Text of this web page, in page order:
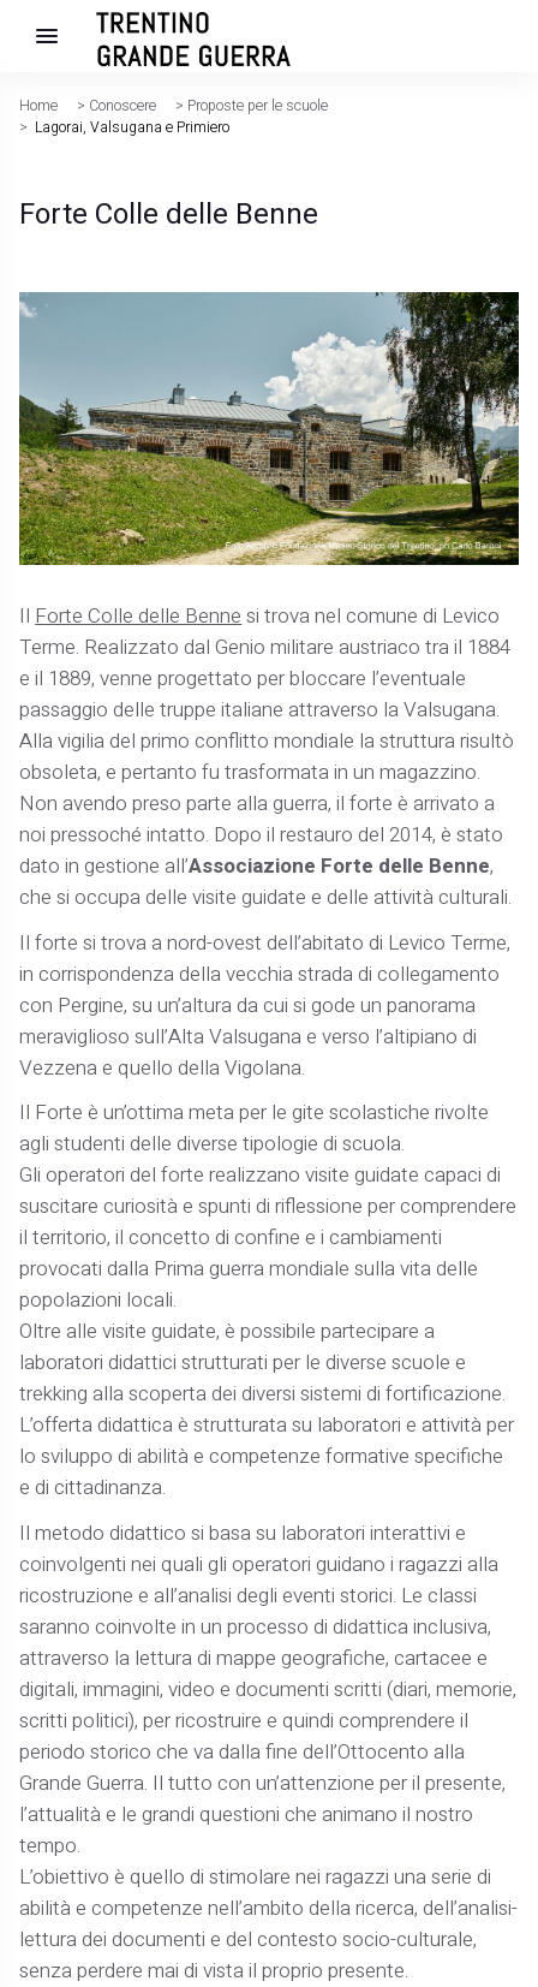
Home > Conoscere > Proposte per le scuole
> Lagorai, Valsugana e Primiero
Forte Colle delle Benne
IlForte Colle delle Bennesi trova nel comune di Levico
Terme. Realizzato dal Genio militare austriaco tra il 1884
e il 1889, venne progettato per bloccare l’eventuale
passaggio delle truppe italiane attraverso la Valsugana.
Alla vigilia del primo conflitto mondiale la struttura risultò
obsoleta, e pertanto fu trasformata in un magazzino.
Non avendo preso parte alla guerra, il forte è arrivato a
noi pressoché intatto. Dopo il restauro del 2014, è stato
dato in gestione all’Associazione Forte delle Benne,
che si occupa delle visite guidate e delle attività culturali.
Il forte si trova a nord-ovest dell’abitato di Levico Terme,
in corrispondenza della vecchia strada di collegamento
con Pergine, su un’altura da cui si gode un panorama
meraviglioso sull’Alta Valsugana e verso l’altipiano di
Vezzena e quello della Vigolana.
Il Forte è un’ottima meta per le gite scolastiche rivolte
agli studenti delle diverse tipologie di scuola.
Gli operatori del forte realizzano visite guidate capaci di
suscitare curiosità e spunti di riflessione per comprendere
il territorio, il concetto di confine e i cambiamenti
provocati dalla Prima guerra mondiale sulla vita delle
popolazioni locali.
Oltre alle visite guidate, è possibile partecipare a
laboratori didattici strutturati per le diverse scuole e
trekking alla scoperta dei diversi sistemi di fortificazione.
L’offerta didattica è strutturata su laboratori e attività per
lo sviluppo di abilità e competenze formative specifiche
e di cittadinanza.
Il metodo didattico si basa su laboratori interattivi e
coinvolgenti nei quali gli operatori guidano i ragazzi alla
ricostruzione e all’analisi degli eventi storici. Le classi
saranno coinvolte in un processo di didattica inclusiva,
attraverso la lettura di mappe geografiche, cartacee e
digitali, immagini, video e documenti scritti (diari, memorie,
scritti politici), per ricostruire e quindi comprendere il
periodo storico che va dalla fine dell’Ottocento alla
Grande Guerra. Il tutto con un’attenzione per il presente,
l’attualità e le grandi questioni che animano il nostro
tempo.
L’obiettivo è quello di stimolare nei ragazzi una serie di
abilità e competenze nell’ambito della ricerca, dell’analisi-
lettura dei documenti e del contesto socio-culturale,
senza perdere mai di vista il proprio presente.